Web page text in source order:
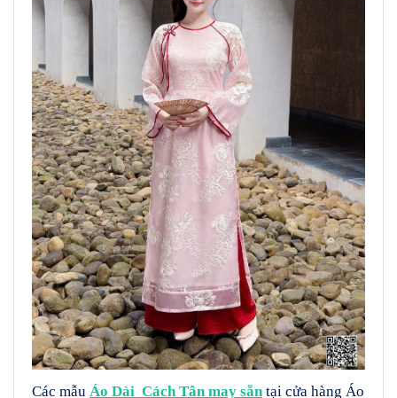
Các mẫu Áo Dài Cách Tân may sẵntại cửa hàng Áo